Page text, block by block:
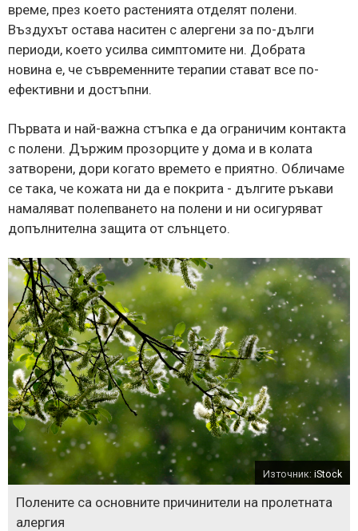
време, през което растенията отделят полени.
Въздухът остава наситен с алергени за по-дълги
периоди, което усилва симптомите ни. Добрата
новина е, че съвременните терапии стават все по-
ефективни и достъпни.
Първата и най-важна стъпка е да ограничим контакта
с полени. Държим прозорците у дома и в колата
затворени, дори когато времето е приятно. Обличаме
се така, че кожата ни да е покрита - дългите ръкави
намаляват полепването на полени и ни осигуряват
допълнителна защита от слънцето.
Източник: iStock
Полените са основните причинители на пролетната
алергия